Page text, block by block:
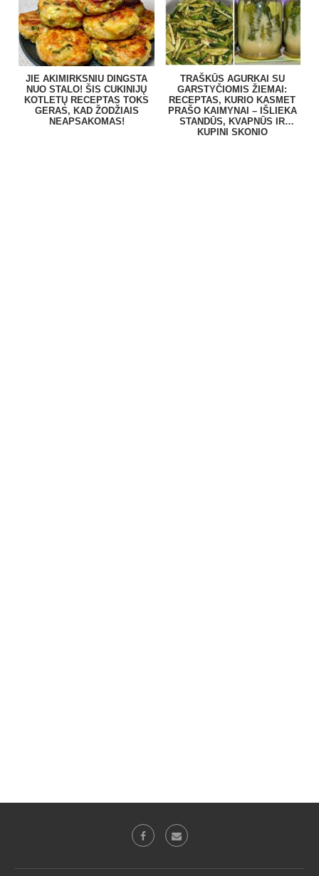
JIE AKIMIRKSNIU DINGSTA
NUO STALO! ŠIS CUKINIJŲ
KOTLETŲ RECEPTAS TOKS
GERAS, KAD ŽODŽIAIS
NEAPSAKOMAS!
TRAŠKŪS AGURKAI SU
GARSTYČIOMIS ŽIEMAI:
RECEPTAS, KURIO KASMET
PRAŠO KAIMYNAI – IŠLIEKA
STANDŪS, KVAPNŪS IR
KUPINI SKONIO